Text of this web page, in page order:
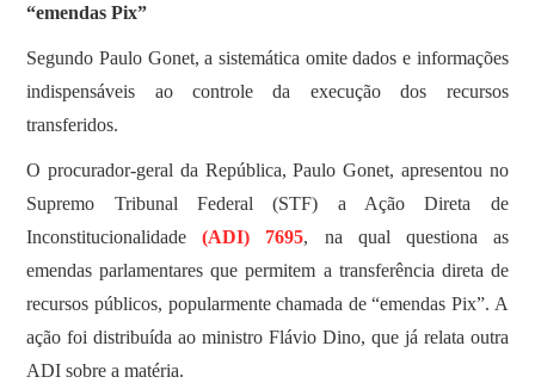
“emendas Pix”
Segundo Paulo Gonet, a sistemática omite dados e informações
indispensáveis ao controle da execução dos recursos
transferidos.
O procurador-geral da República, Paulo Gonet, apresentou no
Supremo Tribunal Federal (STF) a Ação Direta de
Inconstitucionalidade(ADI) 7695, na qual questiona as
emendas parlamentares que permitem a transferência direta de
recursos públicos, popularmente chamada de “emendas Pix”. A
ação foi distribuída ao ministro Flávio Dino, que já relata outra
ADI sobre a matéria.